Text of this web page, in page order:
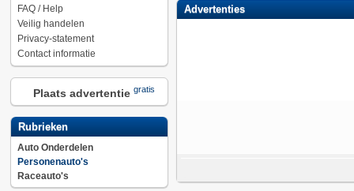
FAQ / Help
Veilig handelen
Privacy-statement
Contact informatie
Plaats advertentie gratis
Rubrieken
Auto Onderdelen
Personenauto's
Raceauto's
Advertenties